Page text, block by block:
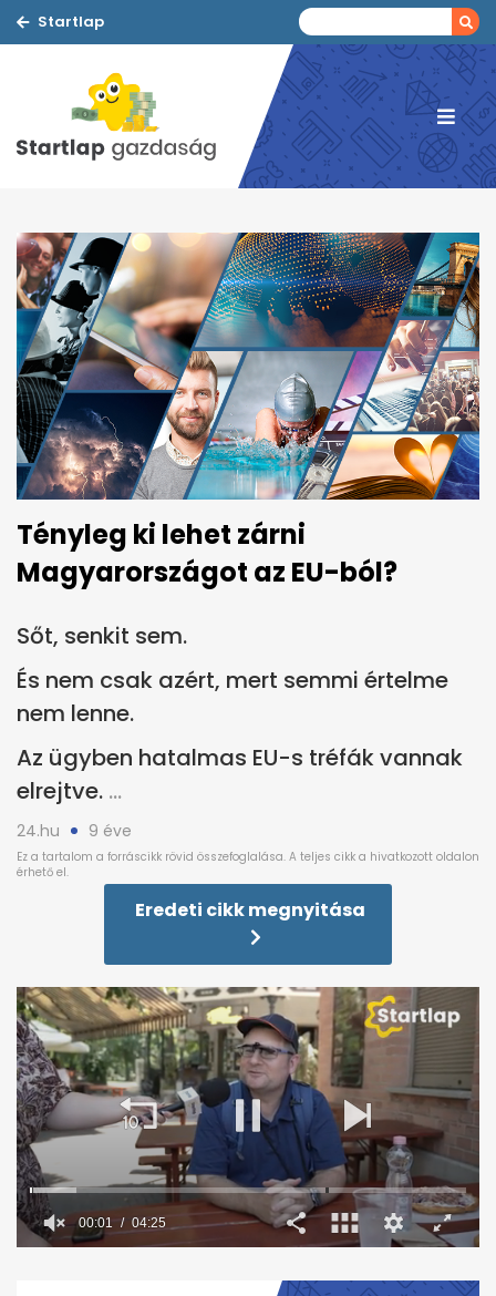
Startlap
Tényleg ki lehet zárni
Magyarországot az EU-ból?
Sőt, senkit sem.
És nem csak azért, mert semmi értelme
nem lenne.
Az ügyben hatalmas EU-s tréfák vannak
elrejtve.
24.hu 9 éve
Eredeti cikk megnyitása
00:02 04:25